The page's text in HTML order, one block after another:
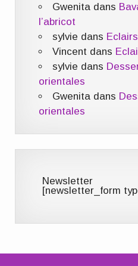
Gwenita dans
l’abricot
sylvie dans
Vincent dans
sylvie dans
orientales
Gwenita dans
orientales
Newsletter
[newsletter_form